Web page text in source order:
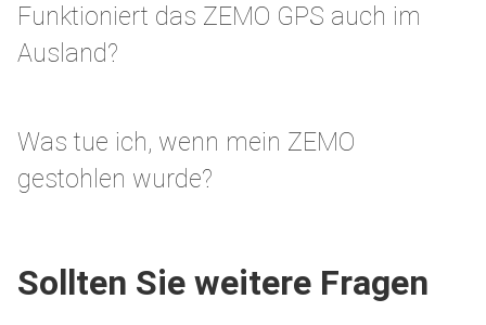
Funktioniert das ZEMO GPS auch im
Ausland?
Was tue ich, wenn mein ZEMO
gestohlen wurde?
Sollten Sie weitere Fragen